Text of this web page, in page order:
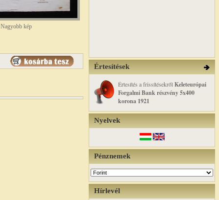
Nagyobb kép
Értesítések
Értesítés a frissítésekről Keleteurópai
Forgalmi Bank részvény 5x400
korona 1921
Nyelvek
Pénznemek
Hírlevél